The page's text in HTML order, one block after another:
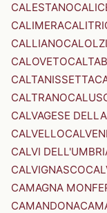
CALESTANO
CALIMERACALITRI
CALLIANO
CALOVETO
CALTANISSETTA
CALTRANO
CALVAGESE
CALVELLO
CALVI
CALVIGNASCO
CAMAGNA
CAMANDONA